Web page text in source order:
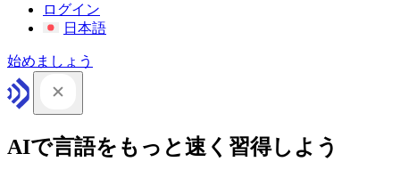
ログイン
日本語
始めましょう
AIで言語をもっと速く習得しよう